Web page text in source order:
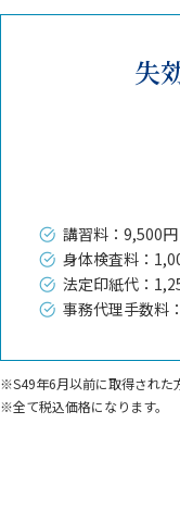
失
講習料：9,500円
身体検査料：
法定印紙代：
事務代理手数料
※S49年6月以前に取得された
※全て税込価格になります。